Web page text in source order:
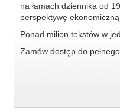
na łamach dziennika od
perspektywę ekonomiczną
Ponad milion tekstów w
Zamów dostęp do